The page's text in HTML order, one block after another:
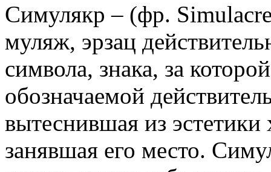
Симулякр – (фр.
муляж, эрзац
символа, знака, за
обозначаемой
вытеснившая из
занявшая его место.